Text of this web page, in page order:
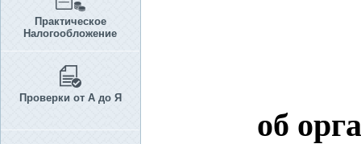
Практическое
Налогообложение
Проверки от А до Я
об